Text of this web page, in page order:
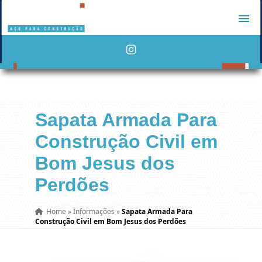
Sapata Armada Para
Construção Civil em
Bom Jesus dos
Perdões
Home »Informações »Sapata Armada Para
Construção Civil em Bom Jesus dos Perdões